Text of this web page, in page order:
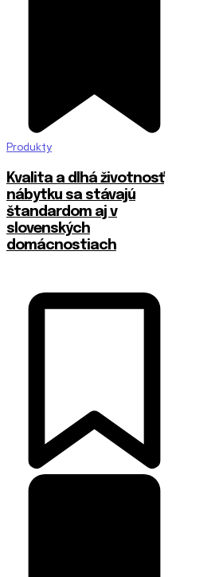
Produkty
​Kvalita a dlhá životnosť
nábytku sa stávajú
štandardom aj v
slovenských
domácnostiach